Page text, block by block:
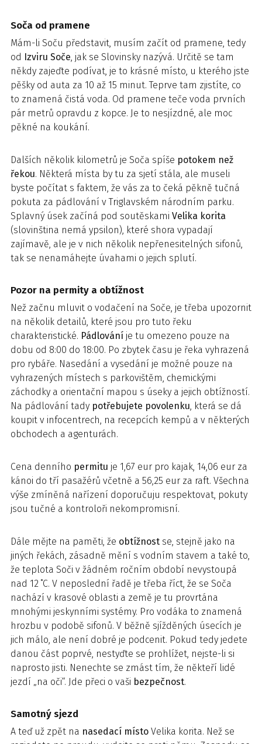
Soča od pramene
Mám-li Soču představit, musím začít od pramene, tedy
od Izviru Soče, jak se Slovinsky nazývá. Určitě se tam
někdy zajeďte podívat, je to krásné místo, u kterého jste
pěšky od auta za 10 až 15 minut. Teprve tam zjistíte, co
to znamená čistá voda. Od pramene teče voda prvních
pár metrů opravdu z kopce. Je to nesjízdné, ale moc
pěkné na koukání.
Dalších několik kilometrů je Soča spíše potokem než
řekou. Některá místa by tu za sjetí stála, ale museli
byste počítat s faktem, že vás za to čeká pěkně tučná
pokuta za pádlování v Triglavském národním parku.
Splavný úsek začíná pod soutěskami Velika korita
(slovinština nemá ypsilon), které shora vypadají
zajímavě, ale je v nich několik nepřenesitelných sifonů,
tak se nenamáhejte úvahami o jejich splutí.
Pozor na permity a obtížnost
Než začnu mluvit o vodačení na Soče, je třeba upozornit
na několik detailů, které jsou pro tuto řeku
charakteristické. Pádlování je tu omezeno pouze na
dobu od 8:00 do 18:00. Po zbytek času je řeka vyhrazená
pro rybáře. Nasedání a vysedání je možné pouze na
vyhrazených místech s parkovištěm, chemickými
záchodky a orientační mapou s úseky a jejich obtížností.
Na pádlování tady potřebujete povolenku, která se dá
koupit v infocentrech, na recepcích kempů a v některých
obchodech a agenturách.
Cena denního permitu je 1,67 eur pro kajak, 14,06 eur za
kánoi do tří pasažérů včetně a 56,25 eur za raft. Všechna
výše zmíněná nařízení doporučuju respektovat, pokuty
jsou tučné a kontroloři nekompromisní.
Dále mějte na paměti, že obtížnost se, stejně jako na
jiných řekách, zásadně mění s vodním stavem a také to,
že teplota Soči v žádném ročním období nevystoupá
nad 12 ˚C. V neposlední řadě je třeba říct, že se Soča
nachází v krasové oblasti a země je tu provrtána
mnohými jeskynními systémy. Pro vodáka to znamená
hrozbu v podobě sifonů. V běžně sjížděných úsecích je
jich málo, ale není dobré je podcenit. Pokud tedy jedete
danou část poprvé, nestyďte se prohlížet, nejste-li si
naprosto jisti. Nenechte se zmást tím, že někteří lidé
jezdí „na oči“. Jde přeci o vaši bezpečnost.
Samotný sjezd
A teď už zpět na nasedací místo Velika korita. Než se